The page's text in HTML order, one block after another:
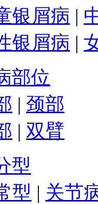
银屑病 |
银屑病 |
部位
| 颈部
| 双臂
型
型 | 关节